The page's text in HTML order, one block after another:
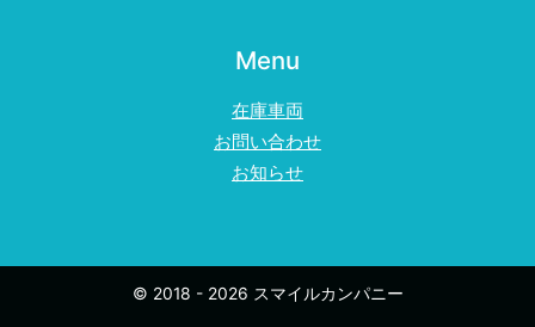
Menu
在庫車両
お問い合わせ
お知らせ
© 2018 - 2026 スマイルカンパニー